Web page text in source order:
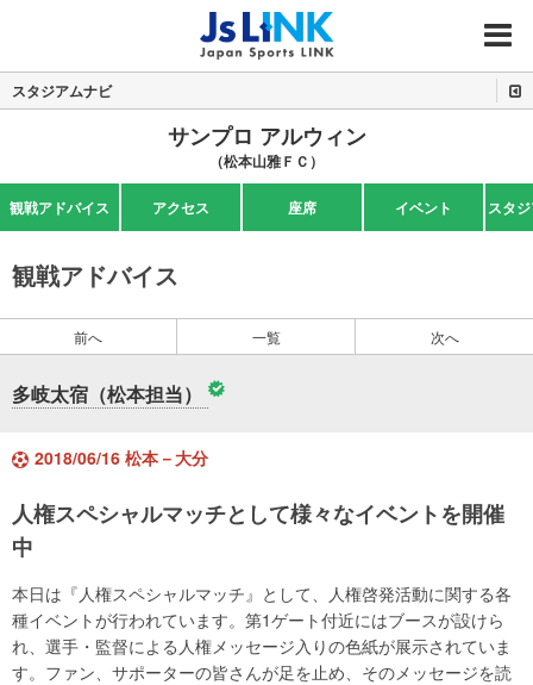
MENU
スタジアムナビ
サンプロ アルウィン
（松本山雅ＦＣ）
観戦アドバイス アクセス 座席 イベント スタ
観戦アドバイス
前へ 一覧 次へ
多岐太宿（松本担当）
2018/06/16 松本－大分
人権スペシャルマッチとして様々なイベントを開催
中
本日は『人権スペシャルマッチ』として、人権啓発活動に関する各
種イベントが行われています。第1ゲート付近にはブースが設けら
れ、選手・監督による人権メッセージ入りの色紙が展示されていま
す。ファン、サポーターの皆さんが足を止め、そのメッセージを読